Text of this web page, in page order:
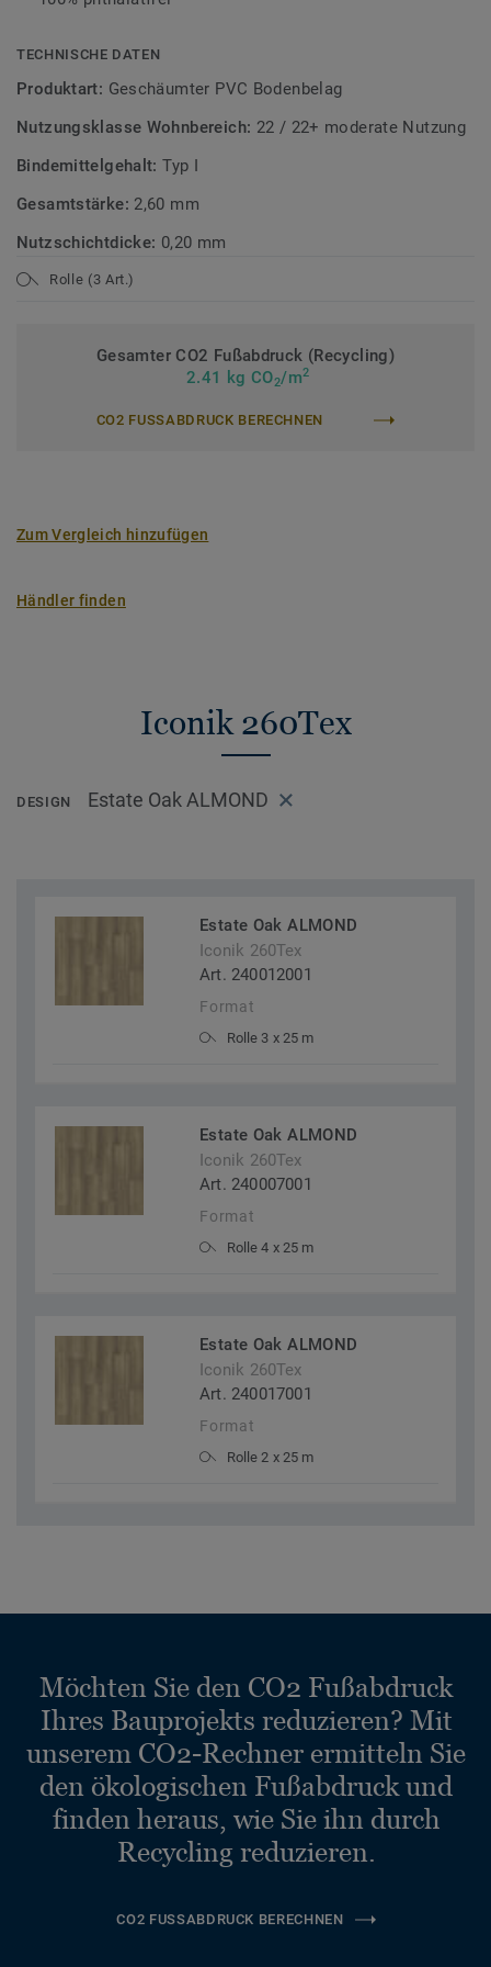
TECHNISCHE DATEN
Produktart: Geschäumter PVC Bodenbelag
Nutzungsklasse Wohnbereich: 22 / 22+ moderate Nutzung
Bindemittelgehalt:Typ I
Gesamtstärke: 2,60 mm
Nutzschichtdicke: 0,20 mm
Rolle (3 Art.)
Gesamter CO2 Fußabdruck (Recycling)
2.41 kg CO2/m2
CO2 FUSSABDRUCK BERECHNEN
Zum Vergleich hinzufügen
Händler finden
Iconik 260Tex
DESIGN Estate Oak ALMOND
Estate Oak ALMOND
Iconik 260Tex
Art. 240012001
Format
Rolle 3 x 25 m
Estate Oak ALMOND
Iconik 260Tex
Art. 240007001
Format
Rolle 4 x 25 m
Estate Oak ALMOND
Iconik 260Tex
Art. 240017001
Format
Rolle 2 x 25 m
Möchten Sie den CO2 Fußabdruck
Ihres Bauprojekts reduzieren? Mit
unserem CO2-Rechner ermitteln Sie
den ökologischen Fußabdruck und
finden heraus, wie Sie ihn durch
Recycling reduzieren.
CO2 FUSSABDRUCK BERECHNEN